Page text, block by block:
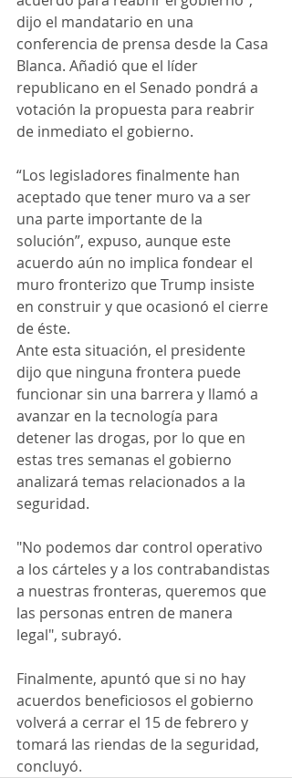
dijo el mandatario en una
conferencia de prensa desde la Casa
Blanca. Añadió que el líder
republicano en el Senado pondrá a
votación la propuesta para reabrir
de inmediato el gobierno.
“Los legisladores finalmente han
aceptado que tener muro va a ser
una parte importante de la
solución”, expuso, aunque este
acuerdo aún no implica fondear el
muro fronterizo que Trump insiste
en construir y que ocasionó el cierre
de éste.
Ante esta situación, el presidente
dijo que ninguna frontera puede
funcionar sin una barrera y llamó a
avanzar en la tecnología para
detener las drogas, por lo que en
estas tres semanas el gobierno
analizará temas relacionados a la
seguridad.
"No podemos dar control operativo
a los cárteles y a los contrabandistas
a nuestras fronteras, queremos que
las personas entren de manera
legal", subrayó.
Finalmente, apuntó que si no hay
acuerdos beneficiosos el gobierno
volverá a cerrar el 15 de febrero y
tomará las riendas de la seguridad,
concluyó.